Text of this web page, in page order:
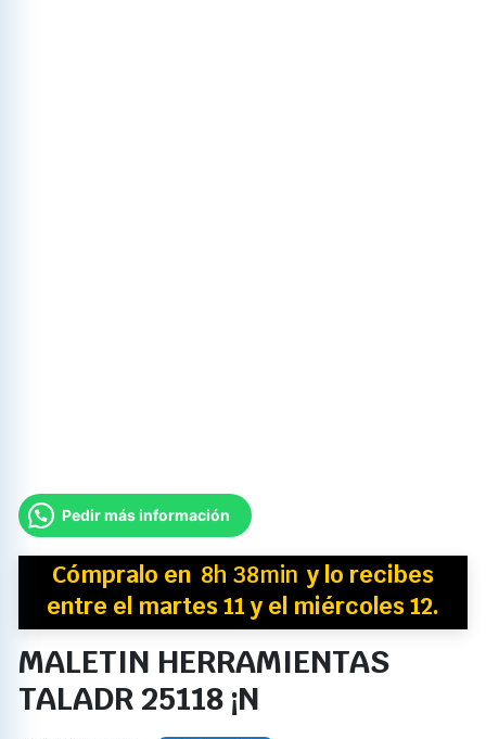
Pedir más información
Cómpralo en 8h 38min y lo recibes
entre el martes 11 y el miércoles 12.
MALETIN HERRAMIENTAS
TALADR 25118 ¡N